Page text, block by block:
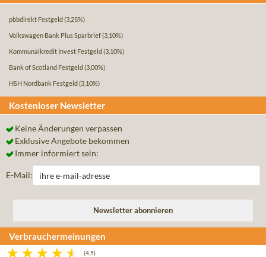
pbbdirekt Festgeld(3,25%)
Volkswagen Bank Plus Sparbrief(3,10%)
Kommunalkredit Invest Festgeld(3,10%)
Bank of Scotland Festgeld(3,00%)
HSH Nordbank Festgeld(3,10%)
Kostenloser Newsletter
Keine Änderungen verpassen
Exklusive Angebote bekommen
Immer informiert sein:
E-Mail:
Verbrauchermeinungen
(4,5)